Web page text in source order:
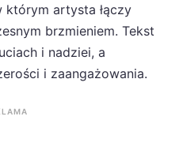
którym artysta łączy
brzmieniem. Tekst
i nadziei, a
i zaangażowania.